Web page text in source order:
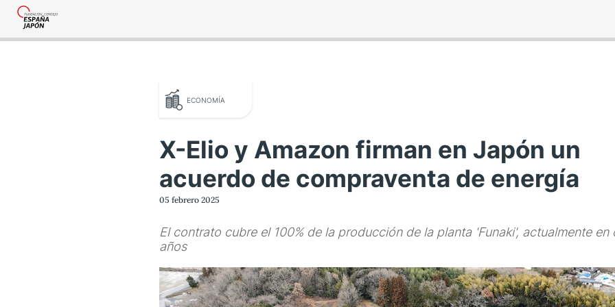
ECONOMÍA
X-Elio y Amazon firman en Japón un
acuerdo de compraventa de energía
05 febrero 2025
El contrato cubre el 100% de la producción de la planta 'Funaki', actualmente
años